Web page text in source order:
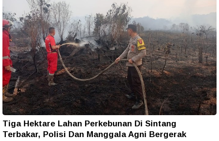
Tiga Hektare Lahan Perkebunan Di Sintang
Terbakar, Polisi Dan Manggala Agni Bergerak